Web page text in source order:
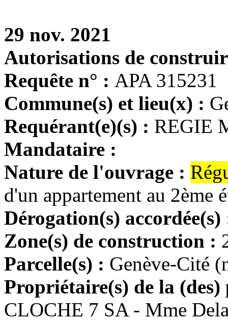
29 nov. 2021
Autorisations de
Requête n° : APA 315231
Commune(s) et lieu(x) :
Requérant(e)(s) : REGIE
Mandataire :
Nature de l'ouvrage :
d'un appartement au 2ème
Dérogation(s)
Zone(s) de construction :
Parcelle(s) : Genève-Cité
Propriétaire(s) de la
CLOCHE 7 SA - Mme